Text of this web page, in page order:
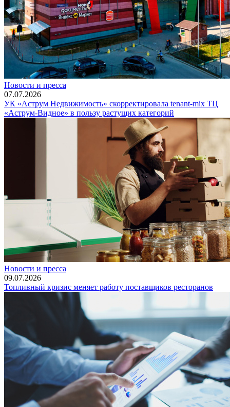
Новости и пресса
07.07.2026
УК «Аструм Недвижимость» скорректировала tenant-mix ТЦ
«Аструм-Видное» в пользу растущих категорий
Новости и пресса
09.07.2026
Топливный кризис меняет работу поставщиков ресторанов